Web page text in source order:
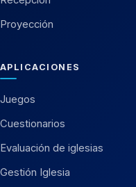
Proyección
APLICACIONES
Juegos
Cuestionarios
Evaluación de iglesias
Gestión Iglesia